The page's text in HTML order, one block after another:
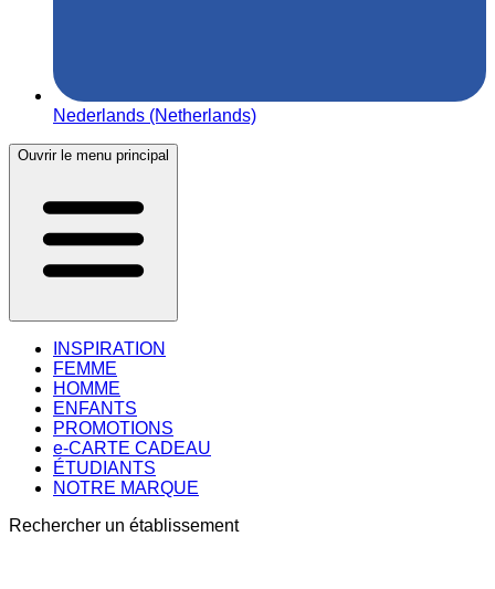
Nederlands (Netherlands)
Ouvrir le menu principal
INSPIRATION
FEMME
HOMME
ENFANTS
PROMOTIONS
e-CARTE CADEAU
ÉTUDIANTS
NOTRE MARQUE
Rechercher un établissement